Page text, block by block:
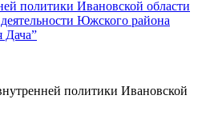
политики Ивановской области
Южского района
Дача”
политики Ивановской